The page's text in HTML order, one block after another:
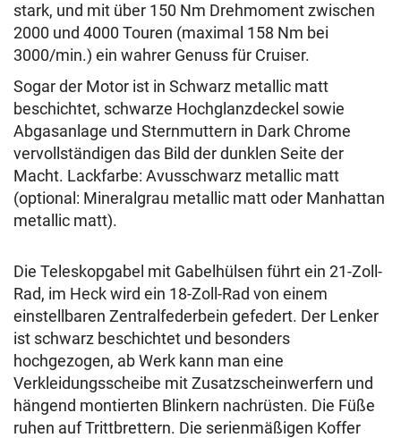
stark, und mit über 150 Nm Drehmoment zwischen
2000 und 4000 Touren (maximal 158 Nm bei
3000/min.) ein wahrer Genuss für Cruiser.
Sogar der Motor ist in Schwarz metallic matt
beschichtet, schwarze Hochglanzdeckel sowie
Abgasanlage und Sternmuttern in Dark Chrome
vervollständigen das Bild der dunklen Seite der
Macht. Lackfarbe: Avusschwarz metallic matt
(optional: Mineralgrau metallic matt oder Manhattan
metallic matt).
Die Teleskopgabel mit Gabelhülsen führt ein 21-Zoll-
Rad, im Heck wird ein 18-Zoll-Rad von einem
einstellbaren Zentralfederbein gefedert. Der Lenker
ist schwarz beschichtet und besonders
hochgezogen, ab Werk kann man eine
Verkleidungsscheibe mit Zusatzscheinwerfern und
hängend montierten Blinkern nachrüsten. Die Füße
ruhen auf Trittbrettern. Die serienmäßigen Koffer